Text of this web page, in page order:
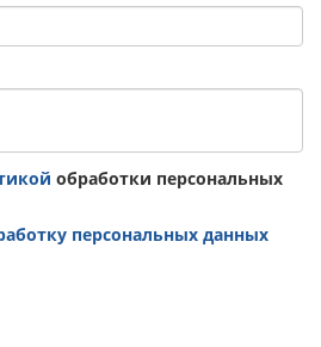
обработки персональных
персональных данных